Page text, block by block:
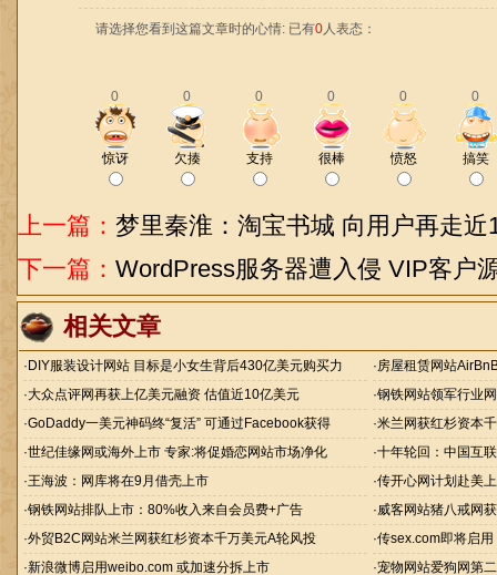
请选择您看到这篇文章时的心情: 已有0人表态：
0 0 0 0 0 0
惊讶 欠揍 支持 很棒 愤怒 搞笑
上一篇： 梦里秦淮：淘宝书城 向用户再走近
下一篇： WordPress服务器遭入侵 VIP客户
相关文章
· DIY服装设计网站 目标是小女生背后430亿美元购买力 ·房屋租赁网站
·大众点评网再获上亿美元融资 估值近10亿美元 ·钢铁网站领军行业
·GoDaddy一美元神码终“复活” 可通过Facebook获得 ·米兰网获红杉资本
·世纪佳缘网或海外上市 专家:将促婚恋网站市场净化 ·十年轮回：中国互
·王海波：网库将在9月借壳上市 ·传开心网计划赴美
·钢铁网站排队上市：80%收入来自会员费+广告 ·威客网站猪八戒网
·外贸B2C网站米兰网获红杉资本千万美元A轮风投 ·传sex.com即将启
·新浪微博启用weibo.com 或加速分拆上市 ·宠物网站爱狗网第